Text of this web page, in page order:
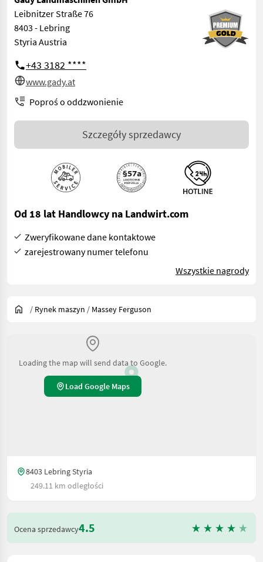
Leibnitzer Straße 76
8403 - Lebring
Styria Austria
+43 3182 ****
www.gady.at
Poproś o oddzwonienie
Szczegóły sprzedawcy
Od 18 lat Handlowcy na Landwirt.com
Zweryfikowane dane kontaktowe
zarejestrowany numer telefonu
Wszystkie nagrody
/ Rynek maszyn / Massey Ferguson
Loading the map will send data to Google.
Load Google Maps
8403 Lebring Styria
249.11 km odległości
Ocena sprzedawcy4.5